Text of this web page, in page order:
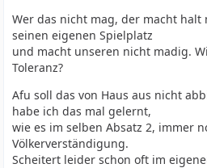
Wer das nicht mag, der macht
seinen eigenen Spielplatz
und macht unseren nicht madig.
Toleranz?
Afu soll das von Haus aus nicht
habe ich das mal gelernt,
wie es im selben Absatz 2, immer
Völkerverständigung.
Scheitert leider schon oft im